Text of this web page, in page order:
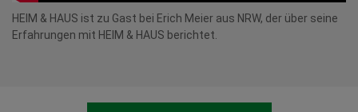
HEIM & HAUS ist zu Gast bei Erich Meier aus NRW, der über seine
Erfahrungen mit HEIM & HAUS berichtet.